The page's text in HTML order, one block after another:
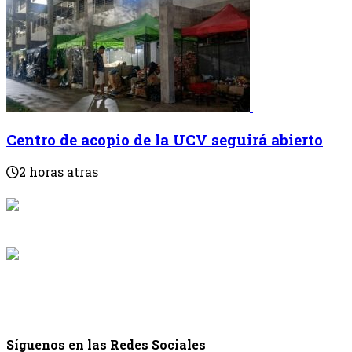
Centro de acopio de la UCV seguirá abierto
2 horas atras
Síguenos en las Redes Sociales